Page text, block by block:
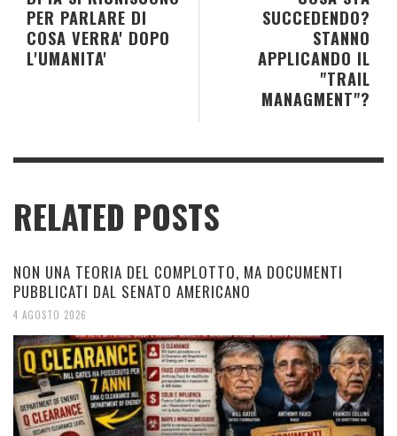
SUCCEDENDO?
STANNO
APPLICANDO IL
"TRAIL
MANAGMENT"?
PER PARLARE DI
COSA VERRA' DOPO
L'UMANITA'
RELATED POSTS
NON UNA TEORIA DEL COMPLOTTO, MA DOCUMENTI
PUBBLICATI DAL SENATO AMERICANO
4 AGOSTO 2026